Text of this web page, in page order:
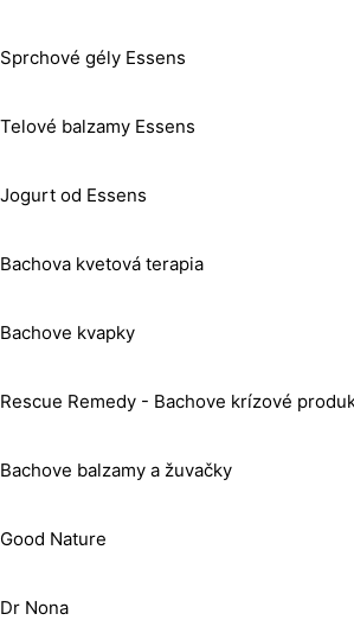
Sprchové gély Essens
Telové balzamy Essens
Jogurt od Essens
Bachova kvetová terapia
Bachove kvapky
Rescue Remedy - Bachove krízové
Bachove balzamy a žuvačky
Good Nature
Dr Nona